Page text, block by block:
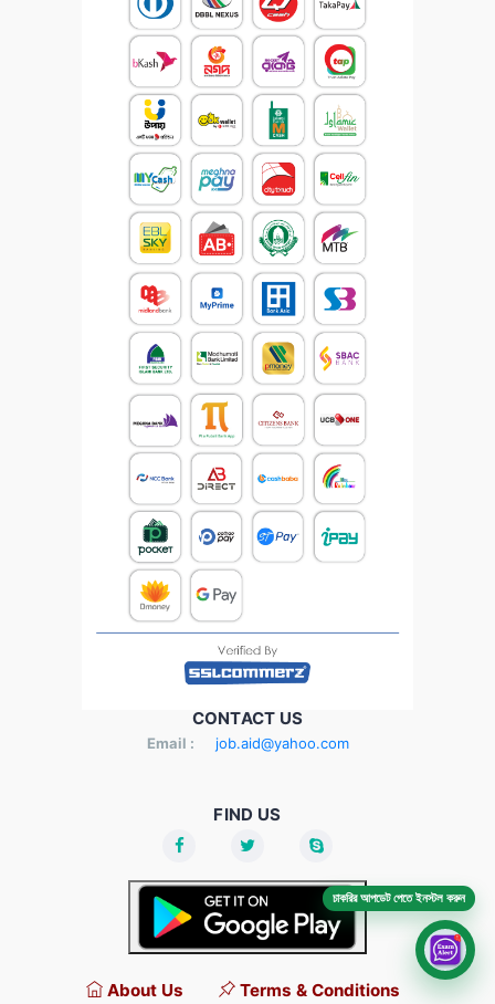
CONTACT US
Email : job.aid@yahoo.com
FIND US
About Us
Terms & Conditions
চাকরির আপডেট পেতে ইনস্টল করুন